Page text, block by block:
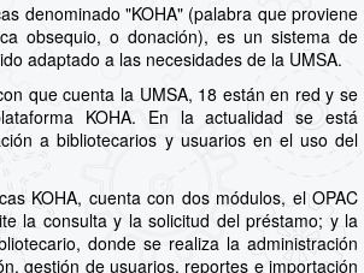
denominado "KOHA" (palabra que proviene
obsequio, o donación), es un sistema de
adaptado a las necesidades de la UMSA.
que cuenta la UMSA, 18 están en red y se
KOHA. En la actualidad se está
a bibliotecarios y usuarios en el uso del
KOHA, cuenta con dos módulos, el OPAC
la consulta y la solicitud del préstamo; y la
donde se realiza la administración
gestión de usuarios, reportes e importación